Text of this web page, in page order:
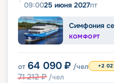
09:0025 июня 2027пт
Симфония
КОМФОРТ
от 64 090 ₽ /чел
71 212₽ /чел
+2